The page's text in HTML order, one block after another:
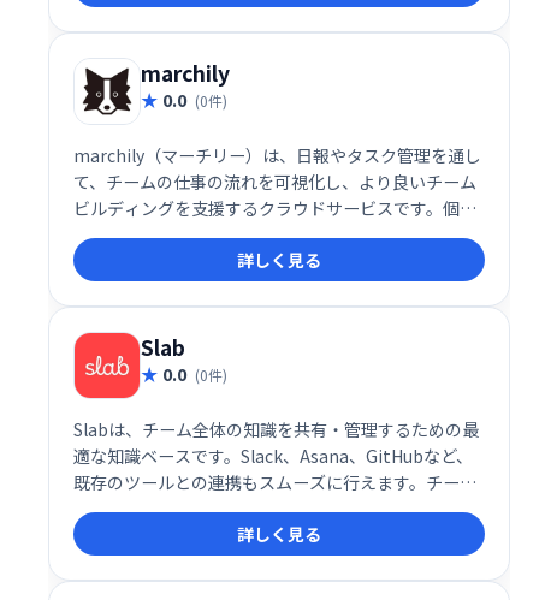
marchily
0.0 (0件)
marchily（マーチリー）は、日報やタスク管理を通し
て、チームの仕事の流れを可視化し、より良いチーム
ビルディングを支援するクラウドサービスです。個人
の日々の業務状況とチーム全体の進捗状況を把握する
ことで、生産性向上と円滑な連携を実現します。チー
ムの状況をリアルタイムに確認し、課題を早期に発見
し解決することで、より効率的なチームワークを目指
せます。
詳しく見る
Slab
0.0 (0件)
Slabは、チーム全体の知識を共有・管理するための最
適な知識ベースです。Slack、Asana、GitHubなど、
既存のツールとの連携もスムーズに行えます。チーム
の生産性向上に貢献し、情報を一元管理することで、
知識の共有と検索を効率化します。 最高の知識ベース
で、チームの成功をサポートします。
詳しく見る